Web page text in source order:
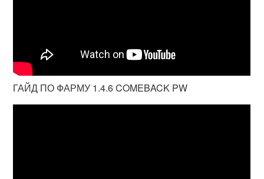
ГАЙД ПО ФАРМУ 1.4.6 COMEBACK PW